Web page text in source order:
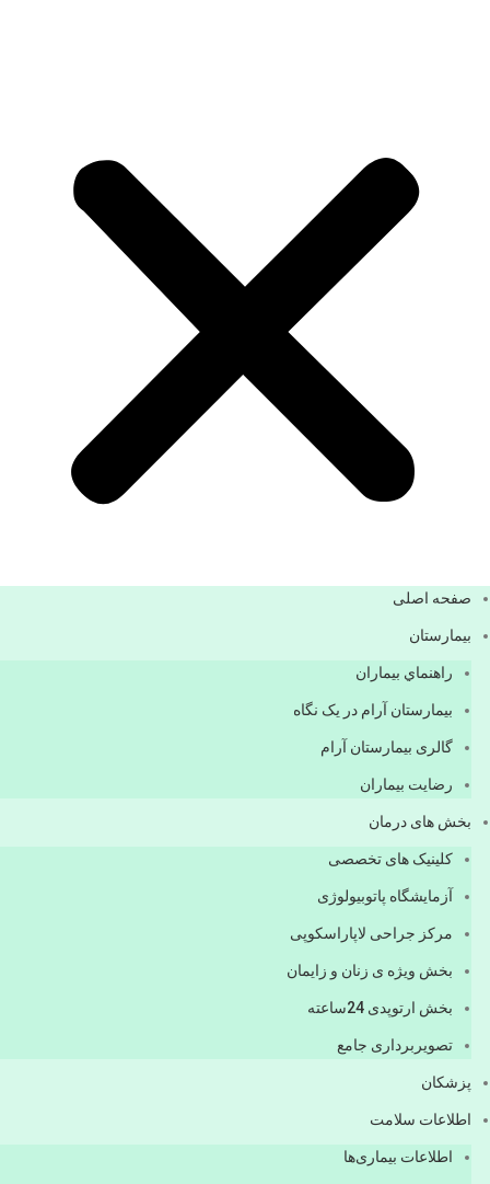
صفحه اصلی
بيمارستان
راهنماي بیماران
بیمارستان آرام در یک نگاه
گالری بیمارستان آرام
رضایت بیماران
بخش های درمان
کلینیک های تخصصی
آزمایشگاه پاتوبیولوژی
مرکز جراحی لاپاراسکوپی
بخش ویژه ی زنان و زایمان
بخش ارتوپدی 24ساعته
تصویربرداری جامع
پزشكان
اطلاعات سلامت
اطلاعات بیماری‌ها